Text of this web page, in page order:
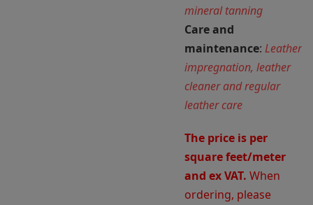
mineral tanning
Care and
maintenance: Leather
impregnation, leather
cleaner and regular
leather care
The price is per
square feet/meter
and ex VAT. When
ordering, please